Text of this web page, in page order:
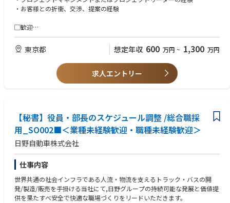
● プロジェクト計画の策定（スコープ、スケジュール、リスク、品質管
● 顧客との折衝・調整・課題解決提案
▢ ポジションの魅力
・自社AIプロダクト『CAT.AI』の成長を、自らの意思でドライブできるポ
・経営層・技術部門・営業部門と密に連携し、ビジネスと技術の橋渡しを
・「PMとしての判断と推進力」がダイレクトに評価される環境
▢ 企業の魅力・PR
・NVIDIAパートナー認定企業として、AIインフラからプロダクト開発まで
一貫提供
・「未来に楽しく便利なテクノロジーを繋げる」を掲げ、AI×クラウドで
新しい価値を創出
・リモートワーク・時短勤務制度など柔軟な働き方を推進
・フラットで風通しの良いカルチャー。役職問わず「さん付け」文化。
・お客様との折衝、交渉、提案の経験
▢歓迎
・カスタマーサポート領域における提案、設計、構築、運用経験
・エンタープライズ企業や官公庁、自治体案件でのPM経験やセールス経
験
・ITシステム開発、インフラ構築、AI導入などのプロジェクト推進経験
・複数プロジェクトの同時進行管理経験
・BPOセンターのマネジメント経験
東京都 想定年収 600 万円 ~ 1,300 万円
求人エントリー
【秘書】役員・部長のスケジュール調整 /総合職採
用_SO002■＜業種未経験歓迎・職種未経験歓迎＞
日野自動車株式会社
仕事内容
世界共通の社会インフラである人流・物流を支えるトラック・バスの開
発/製造/販売を手掛ける当社にて,日野グループの持続可能な発展と価値提
供を果たすべ安全で快適な職場づくりをリードいただきます。